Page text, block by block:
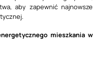
aby zapewnić najnowsze
mieszkania w